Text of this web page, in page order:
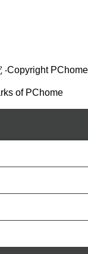
‧Copyright PChome
of PChome